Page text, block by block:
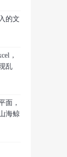
的文
，
乱
面，
海鲸